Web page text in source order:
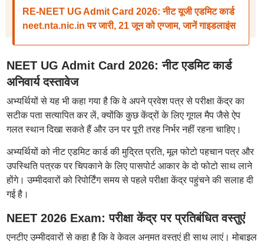
RE-NEET UG Admit Card 2026: नीट यूजी एडमिट कार्ड
neet.nta.nic.in पर जारी, 21 जून को एग्जाम, जानें गाइडलाइंस
NEET UG Admit Card 2026: नीट एडमिट कार्ड
अनिवार्य दस्तावेज
अभ्यर्थियों से यह भी कहा गया है कि वे अपने प्रवेश पत्र से परीक्षा केंद्र का
सटीक पता सत्यापित कर लें, क्योंकि कुछ केंद्रों के लिए गूगल मैप जैसे ऐप
गलत स्थान दिखा सकते हैं और उन पर पूरी तरह निर्भर नहीं रहना चाहिए।
अभ्यर्थियों को नीट एडमिट कार्ड की मुद्रित प्रति, मूल फोटो पहचान पत्र और
उपस्थिति पत्रक पर चिपकाने के लिए पासपोर्ट आकार के दो फोटो साथ लाने
होंगे। उम्मीदवारों को रिपोर्टिंग समय से पहले परीक्षा केंद्र पहुंचने की सलाह दी
गई है।
NEET 2026 Exam: परीक्षा केंद्र पर प्रतिबंधित वस्तुएं
एनटीए उम्मीदवारों से कहा है कि वे केवल अनुमत वस्तुएं ही साथ लाएं। मोबाइल